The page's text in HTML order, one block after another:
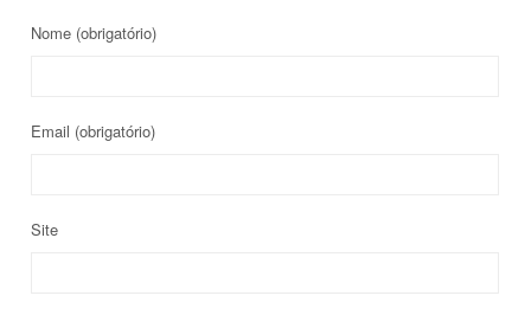
Nome (obrigatório)
Email (obrigatório)
Site